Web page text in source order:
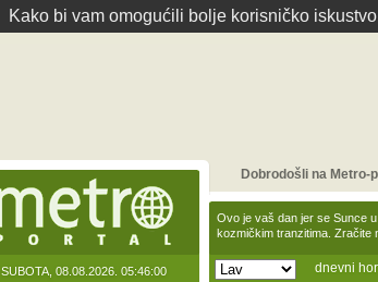
Kako bi vam omogućili bolje korisničko
SUBOTA, 08.08.2026. 05:46:00 dnevni
Ovo je vaš dan jer se Sunce
kozmičkim tranzitima. Zračite
Dobrodošli na Metro-